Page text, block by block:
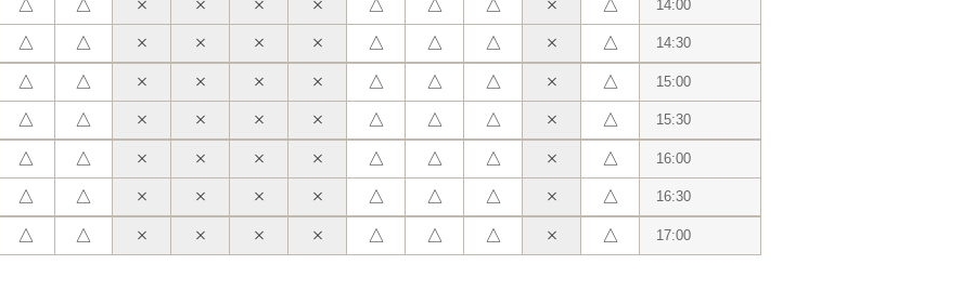
△
△
△
△
△
△
△
△
△
△
△
△
△
△
△
△
△
△
△
△
△
△
△
△
△
△
△
△
△
△
△
△
△
△
△
△
△
△
△
△
△
△
14:00
14:30
15:00
15:30
16:00
16:30
17:00